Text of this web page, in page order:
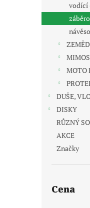
a
n
vodící
MOTO
DUŠE,
DISKY
RŮZNÝ
AKCE
Značky
Cena